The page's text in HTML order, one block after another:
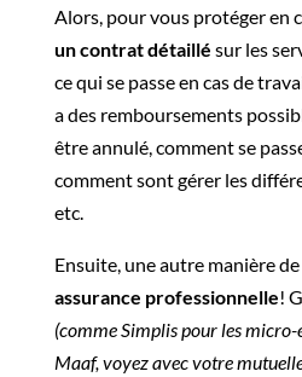
Alors, pour vous protéger en
un contrat détaillé sur les
ce qui se passe en cas de
a des remboursements
être annulé, comment se
comment sont gérer les
etc.
Ensuite, une autre manière
assurance professionnelle!
(comme Simplis pour les
Maaf, voyez avec votre